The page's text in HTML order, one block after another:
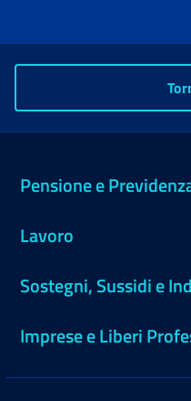
Pensione e
Lavoro
Sostegni, Sussidi e
Imprese e Liberi